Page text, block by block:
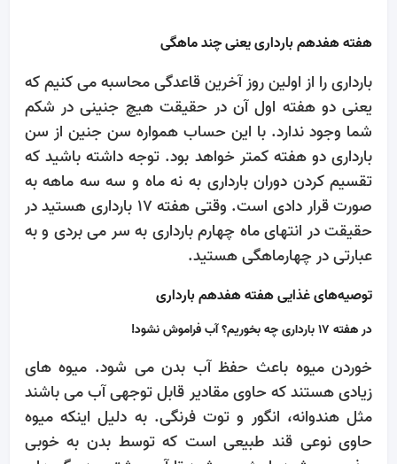
هفته هفدهم بارداری یعنی چند ماهگی
بارداری را از اولین روز آخرین قاعدگی محاسبه می کنیم که
یعنی دو هفته اول آن در حقیقت هیچ جنینی در شکم
شما وجود ندارد. با این حساب همواره سن جنین از سن
بارداری دو هفته کمتر خواهد بود. توجه داشته باشید که
تقسیم کردن دوران بارداری به نه ماه و سه سه ماهه به
صورت قرار دادی است. وقتی هفته 17 بارداری هستید در
حقیقت در انتهای ماه چهارم بارداری به سر می بردی و به
عبارتی در چهارماهگی هستید.
توصیه‌های غذایی هفته هفدهم بارداری
در هفته 17 بارداری چه بخوریم؟ آب فراموش نشود!
خوردن میوه باعث حفظ آب بدن می شود. میوه های
زیادی هستند که حاوی مقادیر قابل توجهی آب می باشند
مثل هندوانه، انگور و توت فرنگی. به دلیل اینکه میوه
حاوی نوعی قند طبیعی است که توسط بدن به خوبی